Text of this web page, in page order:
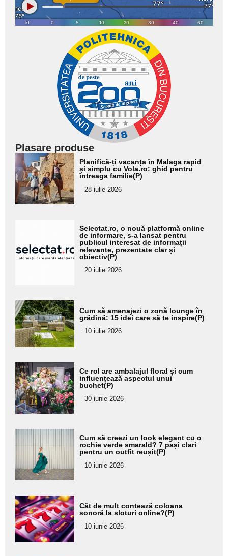
Plasare produse
Adaugă
aici textul
pentru
subtitlu
Planifică-ți vacanța în Malaga rapid
și simplu cu Vola.ro: ghid pentru
întreaga familie(P)
28 iulie 2026
pentru
subtitlu
Selectat.ro, o nouă platformă online
de informare, s-a lansat pentru
publicul interesat de informații
relevante, prezentate clar și
obiectiv(P)
20 iulie 2026
Adaugă
aici textul
pentru
subtitlu
Cum să amenajezi o zonă lounge în
grădină: 15 idei care să te inspire(P)
10 iulie 2026
Adaugă
aici textul
pentru
subtitlu
Ce rol are ambalajul floral și cum
influențează aspectul unui
buchet(P)
30 iunie 2026
Adaugă
aici textul
pentru
subtitlu
Cum să creezi un look elegant cu o
rochie verde smarald? 7 pași clari
pentru un outfit reușit(P)
10 iunie 2026
Adaugă
aici textul
pentru
subtitlu
Cât de mult contează coloana
sonoră la sloturi online?(P)
10 iunie 2026